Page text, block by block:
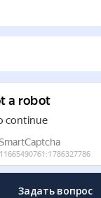
Задать вопрос